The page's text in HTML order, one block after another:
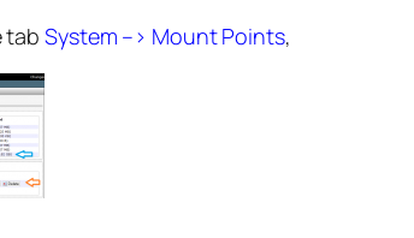
tab System –> Mount Points,